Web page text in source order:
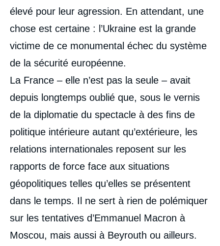
élevé pour leur agression. En attendant, une
chose est certaine : l’Ukraine est la grande
victime de ce monumental échec du système
de la sécurité européenne.
La France – elle n’est pas la seule – avait
depuis longtemps oublié que, sous le vernis
de la diplomatie du spectacle à des fins de
politique intérieure autant qu’extérieure, les
relations internationales reposent sur les
rapports de force face aux situations
géopolitiques telles qu’elles se présentent
dans le temps. Il ne sert à rien de polémiquer
sur les tentatives d’Emmanuel Macron à
Moscou, mais aussi à Beyrouth ou ailleurs.